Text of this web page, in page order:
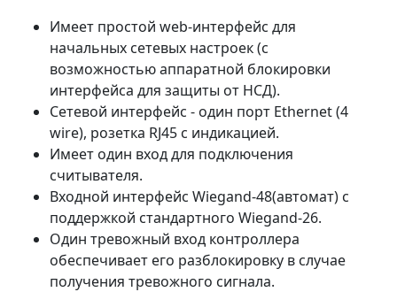
Имеет простой web-интерфейс для
начальных сетевых настроек (с
возможностью аппаратной блокировки
интерфейса для защиты от НСД).
Сетевой интерфейс - один порт Ethernet (4
wire), розетка RJ45 с индикацией.
Имеет один вход для подключения
считывателя.
Входной интерфейс Wiegand-48(автомат) с
поддержкой стандартного Wiegand-26.
Один тревожный вход контроллера
обеспечивает его разблокировку в случае
получения тревожного сигнала.